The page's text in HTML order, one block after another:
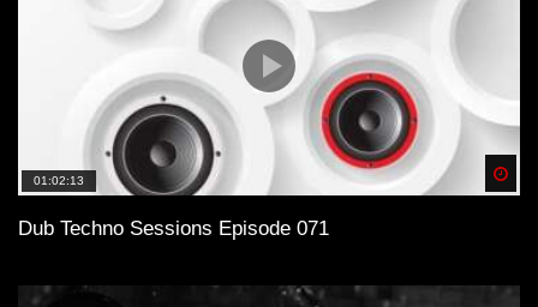
01:02:13
Dub Techno Sessions Episode 071